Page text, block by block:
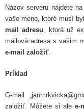
Názov serveru nájdete
vaše meno, ktoré musí
mail adresu, ktorá už
mailová adresa s vašim
e-mail založiť.
Príklad
G-mail
založiť. Môžete si ale e-